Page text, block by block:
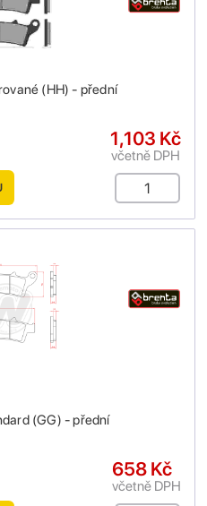
(HH) - přední
1,103 Kč
včetně DPH
(GG) - přední
658 Kč
včetně DPH